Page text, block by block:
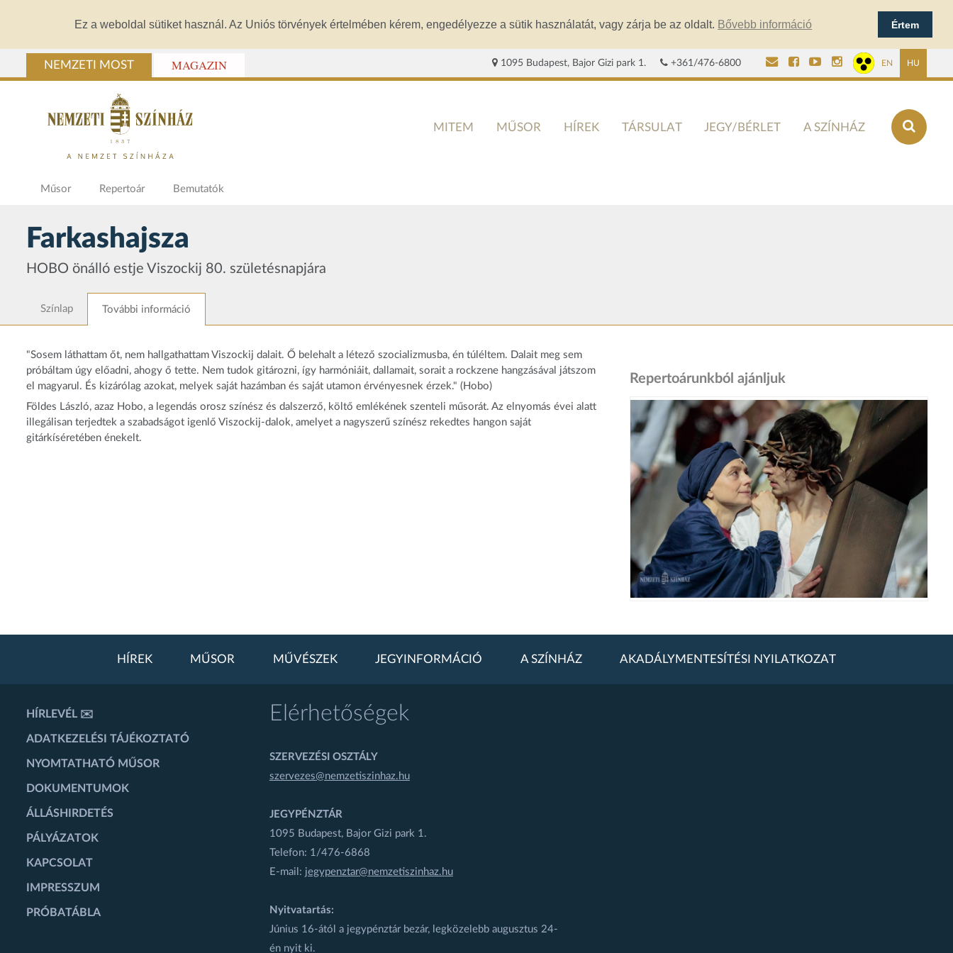
Ez a weboldal sütiket használ. Az Uniós törvények értelmében kérem, engedélyezze a sütik használatát, vagy zárja be az oldalt. Bővebb információ Értem
NEMZETI MOST MAGAZIN 1095 Budapest, Bajor Gizi park 1. +361/476-6800 EN HU
MITEM MŰSOR HÍREK TÁRSULAT JEGY/BÉRLET A SZÍNHÁZ
Műsor Repertoár Bemutatók
Farkashajsza
HOBO önálló estje Viszockij 80. születésnapjára
Színlap További információ
"Sosem láthattam őt, nem hallgathattam Viszockij dalait. Ő belehalt a létező szocializmusba, én túléltem. Dalait meg sem
próbáltam úgy előadni, ahogy ő tette. Nem tudok gitározni, így harmóniáit, dallamait, sorait a rockzene hangzásával játszom
el magyarul. És kizárólag azokat, melyek saját hazámban és saját utamon érvényesnek érzek." (Hobo)
Földes László, azaz Hobo, a legendás orosz színész és dalszerző, költő emlékének szenteli műsorát. Az elnyomás évei alatt
illegálisan terjedtek a szabadságot igenlő Viszockij-dalok, amelyet a nagyszerű színész rekedtes hangon saját
gitárkíséretében énekelt.
Repertoárunkból ajánljuk
HÍREK MŰSOR MŰVÉSZEK JEGYINFORMÁCIÓ A SZÍNHÁZ AKADÁLYMENTESÍTÉSI NYILATKOZAT
HÍRLEVÉL ✉️
ADATKEZELÉSI TÁJÉKOZTATÓ
NYOMTATHATÓ MŰSOR
DOKUMENTUMOK
ÁLLÁSHIRDETÉS
PÁLYÁZATOK
KAPCSOLAT
IMPRESSZUM
PRÓBATÁBLA
Elérhetőségek
SZERVEZÉSI OSZTÁLY
szervezes@nemzetiszinhaz.hu
JEGYPÉNZTÁR
1095 Budapest, Bajor Gizi park 1.
Telefon: 1/476-6868
E-mail: jegypenztar@nemzetiszinhaz.hu
Nyitvatartás:
Június 16-ától a jegypénztár bezár, legközelebb augusztus 24-
én nyit ki.